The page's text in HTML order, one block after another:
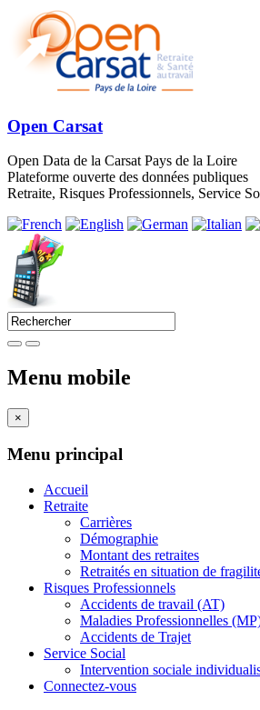
Open Carsat
Open Data de la Carsat Pays de la Loire
Plateforme ouverte des données publiques
Retraite, Risques Professionnels, Service
Menu mobile
×
Menu principal
Accueil
Retraite
Carrières
Démographie
Montant des retraites
Retraités en situation de
Risques Professionnels
Accidents de travail (AT)
Maladies Professionnelles
Accidents de Trajet
Service Social
Intervention sociale
Connectez-vous